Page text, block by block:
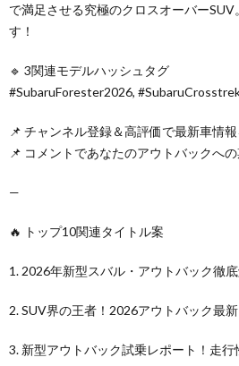
で満足させる究極のクロスオーバー
す！
🔹 3関連モデルハッシュタグ
#SubaruForester2026,
📌 チャンネル登録＆高評価で最新車情報
📌 コメントであなたのアウトバックへ
—
🔥 トップ10関連タイトル案
1. 2026年新型スバル・アウトバック徹
2. SUV界の王者！2026アウトバック最
3. 新型アウトバック試乗レポート！走行